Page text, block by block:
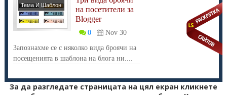
/>Избрано</a>
</div>
</div>
Тема И Шаблон
на посетители за
Blogger
0
Nov 30
Запознахме се с няколко вида броячи на
посещенията в шаблона на блога ни....
За да разгледате страницата на цял екран кликнете